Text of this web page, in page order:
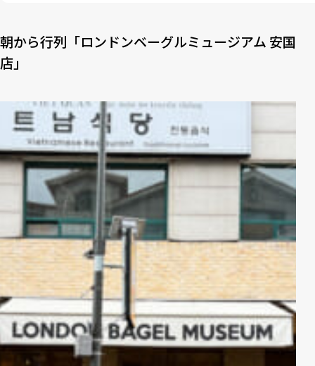
4-4
Tomato Rose Soup（10,500ウォン／約1,050円）
5
朝から行列「ロンドンベーグルミュージアム 安国
店」